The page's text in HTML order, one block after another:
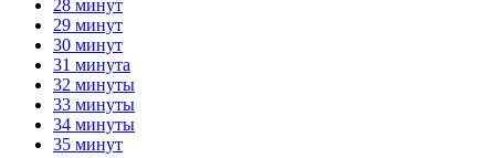
28 минут
29 минут
30 минут
31 минута
32 минуты
33 минуты
34 минуты
35 минут